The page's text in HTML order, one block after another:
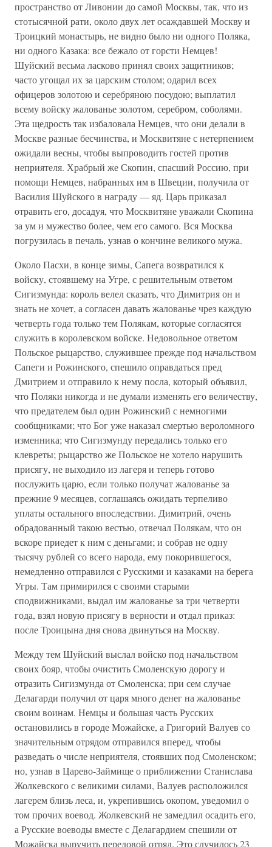
пространство от Ливонии до самой Москвы, так, что из
стотысячной рати, около двух лет осаждавшей Москву и
Троицкий монастырь, не видно было ни одного Поляка,
ни одного Казака: все бежало от горсти Немцев!
Шуйский весьма ласково принял своих защитников;
часто угощал их за царским столом; одарил всех
офицеров золотою и серебряною посудою; выплатил
всему войску жалованье золотом, серебром, соболями.
Эта щедрость так избаловала Немцев, что они делали в
Москве разные бесчинства, и Москвитяне с нетерпением
ожидали весны, чтобы выпроводить гостей против
неприятеля. Храбрый же Скопин, спасший Россию, при
помощи Немцев, набранных им в Швеции, получила от
Василия Шуйского в награду — яд. Царь приказал
отравить его, досадуя, что Москвитяне уважали Скопина
за ум и мужество более, чем его самого. Вся Москва
погрузилась в печаль, узнав о кончине великого мужа.
Около Пасхи, в конце зимы, Сапега возвратился к
войску, стоявшему на Угре, с решительным ответом
Сигизмунда: король велел сказать, что Димитрия он и
знать не хочет, а согласен давать жалованье чрез каждую
четверть года только тем Полякам, которые согласятся
служить в королевском войске. Недовольное ответом
Польское рыцарство, служившее прежде под начальством
Сапеги и Рожинского, спешило оправдаться пред
Дмитрием и отправило к нему посла, который объявил,
что Поляки никогда и не думали изменять его величеству,
что предателем был один Рожинский с немногими
сообщниками; что Бог уже наказал смертью вероломного
изменника; что Сигизмунду передались только его
клевреты; рыцарство же Польское не хотело нарушить
присягу, не выходило из лагеря и теперь готово
послужить царю, если только получат жалованье за
прежние 9 месяцев, соглашаясь ожидать терпеливо
уплаты остального впоследствии. Димитрий, очень
обрадованный такою вестью, отвечал Полякам, что он
вскоре приедет к ним с деньгами; и собрав не одну
тысячу рублей со всего народа, ему покорившегося,
немедленно отправился с Русскими и казаками на берега
Угры. Там примирился с своими старыми
сподвижниками, выдал им жалованье за три четверти
года, взял новую присягу в верности и отдал приказ:
после Троицына дня снова двинуться на Москву.
Между тем Шуйский выслал войско под начальством
своих бояр, чтобы очистить Смоленскую дорогу и
отразить Сигизмунда от Смоленска; при сем случае
Делагарди получил от царя много денег на жалованье
своим воинам. Немцы и большая часть Русских
остановились в городе Можайске, а Григорий Валуев со
значительным отрядом отправился вперед, чтобы
разведать о числе неприятеля, стоявших под Смоленском;
но, узнав в Царево-Займище о приближении Станислава
Жолкевского с великими силами, Валуев расположился
лагерем близь леса, и, укрепившись окопом, уведомил о
том прочих воевод. Жолкевский не замедлил осадить его,
а Русские воеводы вместе с Делагардием спешили от
Можайска выручить передовой отряд. Это случилось 23